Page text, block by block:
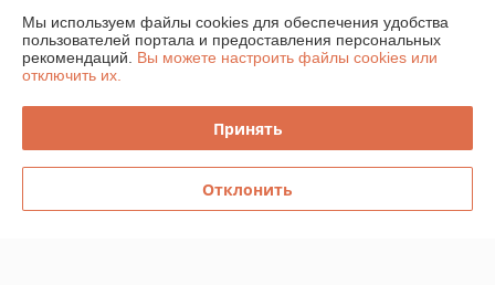
График работы
Полная версия сайта
Политика обработки cookies
Сайт создан на платформе Deal.by
Мы используем файлы cookies для обеспечения удобства
пользователей портала и предоставления персональных
рекомендаций. Вы можете настроить файлы cookies или
отключить их.
Принять
Отклонить